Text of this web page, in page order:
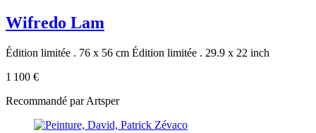
Wifredo Lam
Édition limitée . 76 x 56 cm Édition limitée . 29.9 x 22 inch
1 100 €
Recommandé par Artsper